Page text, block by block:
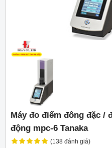
Máy đo điểm đông đặc /
động mpc-6 Tanaka
(138 đánh giá)